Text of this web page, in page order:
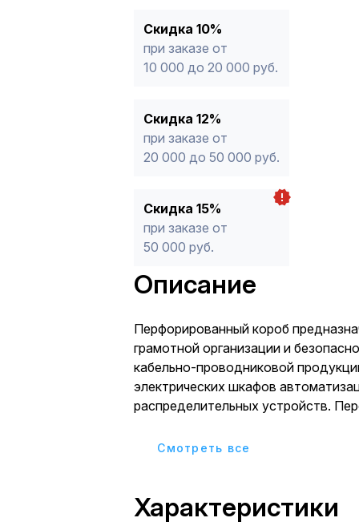
Скидка 10%
при заказе от
10 000 до 20 000 руб.
Скидка 12%
при заказе от
20 000 до 50 000 руб.
Скидка 15%
при заказе от
50 000 руб.
Описание
Перфорированный короб
грамотной организации и
кабельно-проводниковой
электрических шкафов
распределительных устройств.
кабелей, а также защищает от
материала - ПВХ (класс горючести
Особенностью перфорированных
Cмотреть все
Характеристики